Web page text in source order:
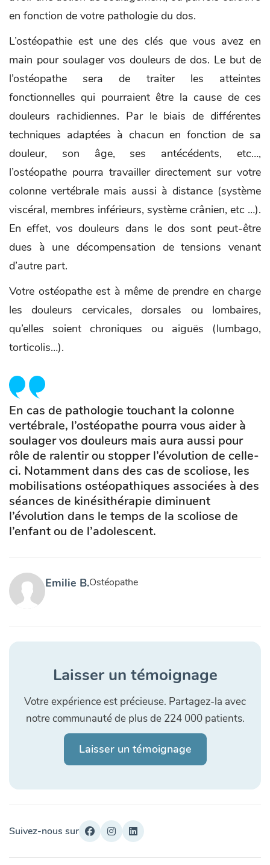
en fonction de votre pathologie du dos.
L’ostéopathie est une des clés que vous avez en
main pour soulager vos douleurs de dos. Le but de
l’ostéopathe sera de traiter les atteintes
fonctionnelles qui pourraient être la cause de ces
douleurs rachidiennes. Par le biais de différentes
techniques adaptées à chacun en fonction de sa
douleur, son âge, ses antécédents, etc…,
l’ostéopathe pourra travailler directement sur votre
colonne vertébrale mais aussi à distance (système
viscéral, membres inférieurs, système crânien, etc …).
En effet, vos douleurs dans le dos sont peut-être
dues à une décompensation de tensions venant
d’autre part.
Votre ostéopathe est à même de prendre en charge
les douleurs cervicales, dorsales ou lombaires,
qu’elles soient chroniques ou aiguës (lumbago,
torticolis…).
En cas de pathologie touchant la colonne
vertébrale, l’ostéopathe pourra vous aider à
soulager vos douleurs mais aura aussi pour
rôle de ralentir ou stopper l’évolution de celle-
ci. Notamment dans des cas de scoliose, les
mobilisations ostéopathiques associées à des
séances de kinésithérapie diminuent
l’évolution dans le temps de la scoliose de
l’enfant ou de l’adolescent.
Emilie B.Ostéopathe
Laisser un témoignage
Votre expérience est précieuse. Partagez-la avec
notre communauté de plus de 224 000 patients.
Laisser un témoignage
Suivez-nous sur